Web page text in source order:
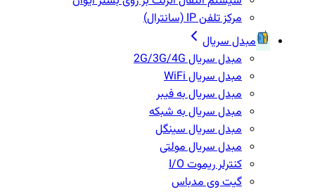
مرکز تلفن IP‌ (سانترال)
مبدل سریال
مبدل سریال 2G/3G/4G
مبدل سریال WiFi
مبدل سریال به فیبر
مبدل سریال به شبکه
مبدل سریال سینگل
مبدل سریال مولتی
کنترلر ریموت I/O
گیت وی مدباس